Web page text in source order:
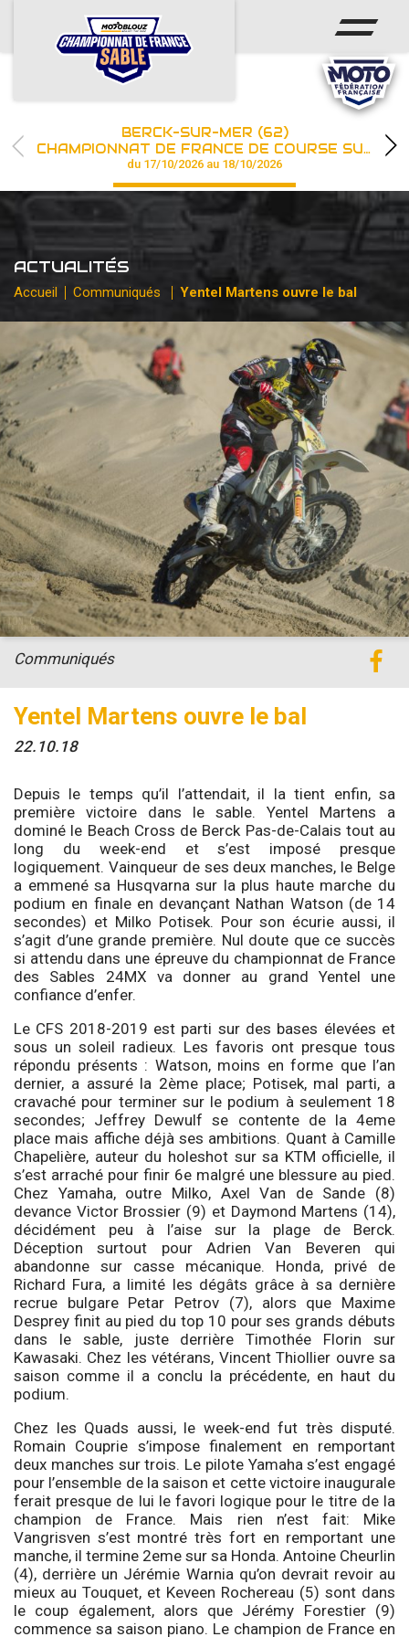
ACCUEIL
ACTUS
CHAMPIONNAT
RÉSULTATS
PHOTOS / WEB TV
PARTENAIRES
les engagements
BERCK-SUR-MER (62)
CHAMPIONNAT DE FRANCE DE COURSE SUR SABLE
du 17/10/2026 au 18/10/2026
ACTUALITÉS
Accueil Communiqués Yentel Martens ouvre le bal
Yentel Martens ouvre le bal
22.10.18
Communiqués
Depuis le temps qu’il l’attendait, il la tient enfin, sa
première victoire dans le sable. Yentel Martens a
dominé le Beach Cross de Berck Pas-de-Calais tout au
long du week-end et s’est imposé presque
logiquement. Vainqueur de ses deux manches, le Belge
a emmené sa Husqvarna sur la plus haute marche du
podium en finale en devançant Nathan Watson (de 14
secondes) et Milko Potisek. Pour son écurie aussi, il
s’agit d’une grande première. Nul doute que ce succès
si attendu dans une épreuve du championnat de France
des Sables 24MX va donner au grand Yentel une
confiance d’enfer.
Le CFS 2018-2019 est parti sur des bases élevées et
sous un soleil radieux. Les favoris ont presque tous
répondu présents : Watson, moins en forme que l’an
dernier, a assuré la 2ème place; Potisek, mal parti, a
cravaché pour terminer sur le podium à seulement 18
secondes; Jeffrey Dewulf se contente de la 4eme
place mais affiche déjà ses ambitions. Quant à Camille
Chapelière, auteur du holeshot sur sa KTM officielle, il
s’est arraché pour finir 6e malgré une blessure au pied.
Chez Yamaha, outre Milko, Axel Van de Sande (8)
devance Victor Brossier (9) et Daymond Martens (14),
décidément peu à l’aise sur la plage de Berck.
Déception surtout pour Adrien Van Beveren qui
abandonne sur casse mécanique. Honda, privé de
Richard Fura, a limité les dégâts grâce à sa dernière
recrue bulgare Petar Petrov (7), alors que Maxime
Desprey finit au pied du top 10 pour ses grands débuts
dans le sable, juste derrière Timothée Florin sur
Kawasaki. Chez les vétérans, Vincent Thiollier ouvre sa
saison comme il a conclu la précédente, en haut du
podium.
Chez les Quads aussi, le week-end fut très disputé.
Romain Couprie s’impose finalement en remportant
deux manches sur trois. Le pilote Yamaha s’est engagé
pour l’ensemble de la saison et cette victoire inaugurale
ferait presque de lui le favori logique pour le titre de la
champion de France. Mais rien n’est fait: Mike
Vangrisven s’est montré très fort en remportant une
manche, il termine 2eme sur sa Honda. Antoine Cheurlin
(4), derrière un Jérémie Warnia qu’on devrait revoir au
mieux au Touquet, et Keveen Rochereau (5) sont dans
le coup également, alors que Jérémy Forestier (9)
commence sa saison piano. Le champion de France en